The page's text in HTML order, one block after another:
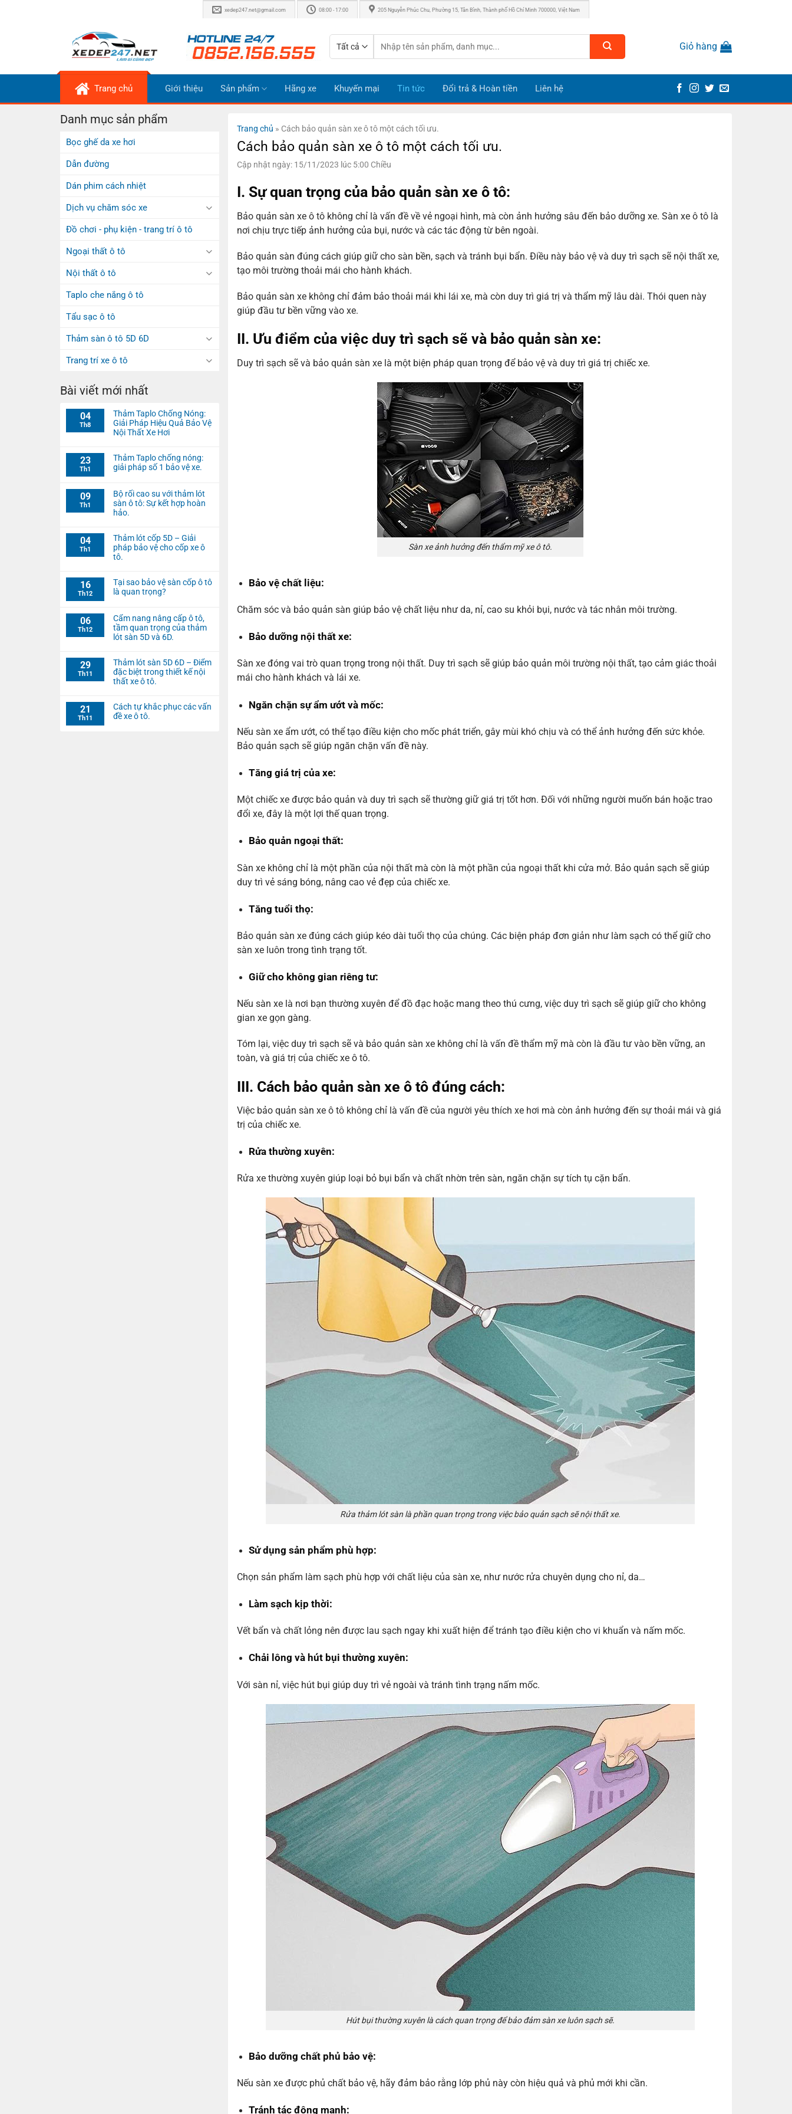
xedep247.net@gmail.com 08:00 - 17:00 205 Nguyễn Phúc Chu, Phường 15, Tân Bình, Thành phố Hồ Chí Minh 700000, Việt Nam
kiếm:
Giỏ hàng
Trang chủ Giới thiệu Sản phẩm Hãng xe Khuyến mại Tin tức Đổi trả & Hoàn tiền Liên hệ
Danh mục sản phẩm
Bọc ghế da xe hơi
Dẫn đường
Dán phim cách nhiệt
Dịch vụ chăm sóc xe
Đồ chơi - phụ kiện - trang trí ô tô
Ngoại thất ô tô
Nội thất ô tô
Taplo che nắng ô tô
Tẩu sạc ô tô
Thảm sàn ô tô 5D 6D
Trang trí xe ô tô
Bài viết mới nhất
04
Th8
Thảm Taplo Chống Nóng:
Giải Pháp Hiệu Quả Bảo Vệ
Nội Thất Xe Hơi
23
Th1
Thảm Taplo chống nóng:
giải pháp số 1 bảo vệ xe.
09
Th1
Bộ rối cao su với thảm lót
sàn ô tô: Sự kết hợp hoàn
hảo.
04
Th1
Thảm lót cốp 5D – Giải
pháp bảo vệ cho cốp xe ô
tô.
16
Th12
Tại sao bảo vệ sàn cốp ô tô
là quan trọng?
06
Th12
Cẩm nang nâng cấp ô tô,
tầm quan trọng của thảm
lót sàn 5D và 6D.
29
Th11
Thảm lót sàn 5D 6D – Điểm
đặc biệt trong thiết kế nội
thất xe ô tô.
21
Th11
Cách tự khắc phục các vấn
đề xe ô tô.
Trang chủ » Cách bảo quản sàn xe ô tô một cách tối ưu.
Cách bảo quản sàn xe ô tô một cách tối ưu.
Cập nhật ngày: 15/11/2023 lúc 5:00 Chiều
I. Sự quan trọng của bảo quản sàn xe ô tô:
Bảo quản sàn xe ô tô không chỉ là vấn đề về vẻ ngoại hình, mà còn ảnh hưởng sâu đến bảo dưỡng xe. Sàn xe ô tô là
nơi chịu trực tiếp ảnh hưởng của bụi, nước và các tác động từ bên ngoài.
Bảo quản sàn đúng cách giúp giữ cho sàn bền, sạch và tránh bụi bẩn. Điều này bảo vệ và duy trì sạch sẽ nội thất xe,
tạo môi trường thoải mái cho hành khách.
Bảo quản sàn xe không chỉ đảm bảo thoải mái khi lái xe, mà còn duy trì giá trị và thẩm mỹ lâu dài. Thói quen này
giúp đầu tư bền vững vào xe.
II. Ưu điểm của việc duy trì sạch sẽ và bảo quản sàn xe:
Duy trì sạch sẽ và bảo quản sàn xe là một biện pháp quan trọng để bảo vệ và duy trì giá trị chiếc xe.
Sàn xe ảnh hưởng đến thẩm mỹ xe ô tô.
Bảo vệ chất liệu:
Chăm sóc và bảo quản sàn giúp bảo vệ chất liệu như da, nỉ, cao su khỏi bụi, nước và tác nhân môi trường.
Bảo dưỡng nội thất xe:
Sàn xe đóng vai trò quan trọng trong nội thất. Duy trì sạch sẽ giúp bảo quản môi trường nội thất, tạo cảm giác thoải
mái cho hành khách và lái xe.
Ngăn chặn sự ẩm ướt và mốc:
Nếu sàn xe ẩm ướt, có thể tạo điều kiện cho mốc phát triển, gây mùi khó chịu và có thể ảnh hưởng đến sức khỏe.
Bảo quản sạch sẽ giúp ngăn chặn vấn đề này.
Tăng giá trị của xe:
Một chiếc xe được bảo quản và duy trì sạch sẽ thường giữ giá trị tốt hơn. Đối với những người muốn bán hoặc trao
đổi xe, đây là một lợi thế quan trọng.
Bảo quản ngoại thất:
Sàn xe không chỉ là một phần của nội thất mà còn là một phần của ngoại thất khi cửa mở. Bảo quản sạch sẽ giúp
duy trì vẻ sáng bóng, nâng cao vẻ đẹp của chiếc xe.
Tăng tuổi thọ:
Bảo quản sàn xe đúng cách giúp kéo dài tuổi thọ của chúng. Các biện pháp đơn giản như làm sạch có thể giữ cho
sàn xe luôn trong tình trạng tốt.
Giữ cho không gian riêng tư:
Nếu sàn xe là nơi bạn thường xuyên để đồ đạc hoặc mang theo thú cưng, việc duy trì sạch sẽ giúp giữ cho không
gian xe gọn gàng.
Tóm lại, việc duy trì sạch sẽ và bảo quản sàn xe không chỉ là vấn đề thẩm mỹ mà còn là đầu tư vào bền vững, an
toàn, và giá trị của chiếc xe ô tô.
III. Cách bảo quản sàn xe ô tô đúng cách:
Việc bảo quản sàn xe ô tô không chỉ là vấn đề của người yêu thích xe hơi mà còn ảnh hưởng đến sự thoải mái và giá
trị của chiếc xe.
Rửa thường xuyên:
Rửa xe thường xuyên giúp loại bỏ bụi bẩn và chất nhờn trên sàn, ngăn chặn sự tích tụ cặn bẩn.
Rửa thảm lót sàn là phần quan trọng trong việc bảo quản sạch sẽ nội thất xe.
Sử dụng sản phẩm phù hợp:
Chọn sản phẩm làm sạch phù hợp với chất liệu của sàn xe, như nước rửa chuyên dụng cho nỉ, da…
Làm sạch kịp thời:
Vết bẩn và chất lỏng nên được lau sạch ngay khi xuất hiện để tránh tạo điều kiện cho vi khuẩn và nấm mốc.
Chải lông và hút bụi thường xuyên:
Với sàn nỉ, việc hút bụi giúp duy trì vẻ ngoài và tránh tình trạng nấm mốc.
Hút bụi thường xuyên là cách quan trọng để bảo đảm sàn xe luôn sạch sẽ.
Bảo dưỡng chất phủ bảo vệ:
Nếu sàn xe được phủ chất bảo vệ, hãy đảm bảo rằng lớp phủ này còn hiệu quả và phủ mới khi cần.
Tránh tác động mạnh: